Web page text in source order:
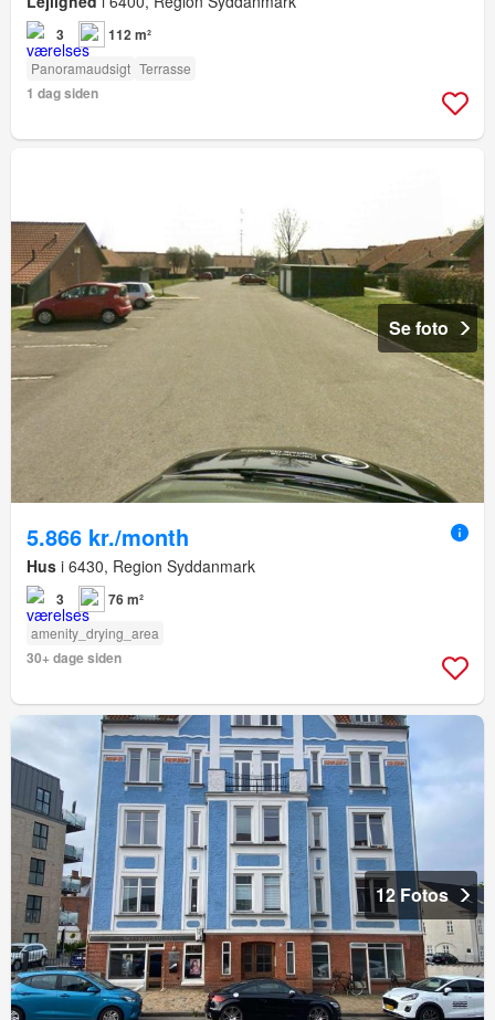
3 112 m²
Panoramaudsigt Terrasse
1 dag siden
Se foto
5.866 kr./month
Hus i 6430, Region Syddanmark
3 76 m²
amenity_drying_area
30+ dage siden
12 Fotos